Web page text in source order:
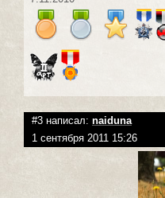
#3 написал: naiduna
1 сентября 2011 15:26